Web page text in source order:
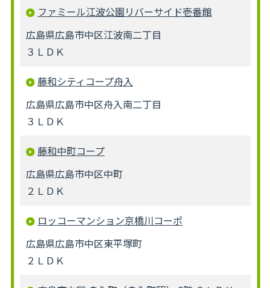
ファミール江波公園リバーサイド壱番館
広島県広島市中区江波南二丁目
３ＬＤＫ
藤和シティコープ舟入
広島県広島市中区舟入南二丁目
３ＬＤＫ
藤和中町コープ
広島県広島市中区中町
２ＬＤＫ
ロッコーマンション京橋川コーポ
広島県広島市中区東平塚町
２ＬＤＫ